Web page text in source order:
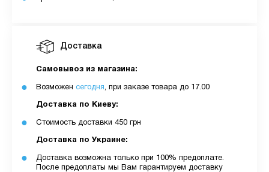
Доставка
Самовывоз из магазина:
Возможен сегодня, при заказе товара до 17.00
Доставка по Киеву:
Стоимость доставки 450 грн
Доставка по Украине:
Доставка возможна только при 100% предоплате.
После предоплаты мы Вам гарантируем доставку